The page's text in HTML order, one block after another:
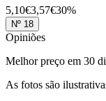
5,10€3,57€30%
Nº 18
Opiniões
Melhor preço em 30
As fotos são